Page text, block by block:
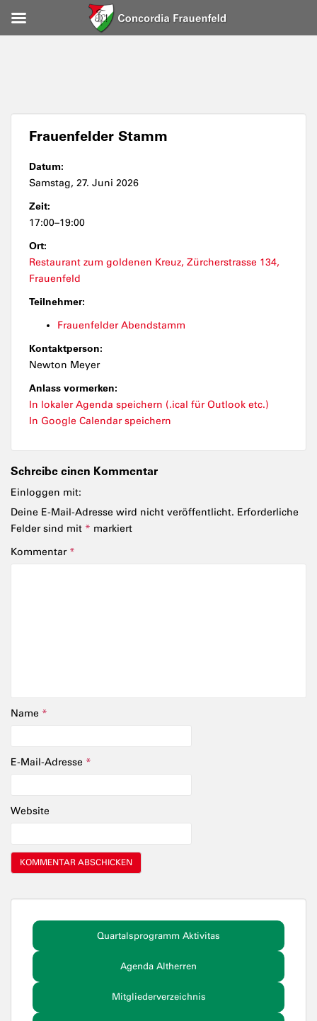
Frauenfelder Stamm
Datum:
Samstag, 27. Juni 2026
Zeit:
17:00–19:00
Ort:
Restaurant zum goldenen Kreuz, Zürcherstrasse 134,
Frauenfeld
Teilnehmer:
Frauenfelder Abendstamm
Kontaktperson:
Newton Meyer
Anlass vormerken:
In lokaler Agenda speichern (.ical für Outlook etc.)
In Google Calendar speichern
Schreibe einen Kommentar
Einloggen mit:
Deine E-Mail-Adresse wird nicht veröffentlicht. Erforderliche
Felder sind mit * markiert
Kommentar *
Name *
E-Mail-Adresse *
Website
Quartalsprogramm Aktivitas
Agenda Altherren
Mitgliederverzeichnis